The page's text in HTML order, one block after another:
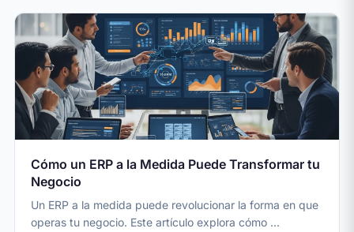
Cómo un ERP a la Medida Puede Transformar tu
Negocio
Un ERP a la medida puede revolucionar la forma en que
operas tu negocio. Este artículo explora cómo ...